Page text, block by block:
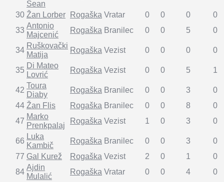
Sean
30 Žan Lorber Rogaška Vratar 0 0 0
0
33
Antonio
Majcenić
Rogaška Branilec 0 0 5 0
34
Ruškovački
Matija
Rogaška Vezist 0 0 0 0
35
Di Mateo
Lovrić
Rogaška Vezist 0 0 5 1
42
Toura
Diaby
Rogaška Branilec 0 0 3
0
44 Žan Flis Rogaška Branilec 0 0 8
0
47
Marko
Prenkpalaj
Rogaška Vezist 1 0 3 0
66
Luka
Kambič
Rogaška Branilec 0 0 3
0
77 Gal Kurež Rogaška Vezist 2 0 1
0
84
Ajdin
Mulalić
Rogaška Vratar 0 0 4 0